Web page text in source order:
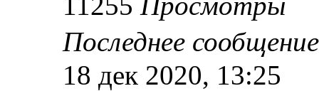
Последнее
18 дек 2020, 13:25